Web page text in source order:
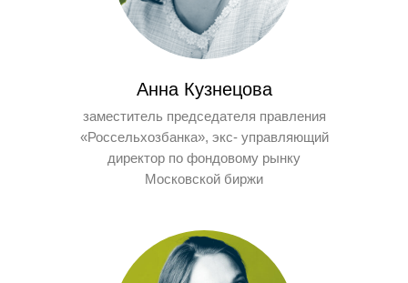
Анна Кузнецова
заместитель председателя правления
«Россельхозбанка», экс- управляющий
директор по фондовому рынку
Московской биржи